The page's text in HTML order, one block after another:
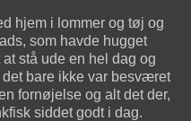
hjem i lommer og tøj og
som havde hugget
stå ude en hel dag og
bare ikke var besværet
fornøjelse og alt det der,
siddet godt i dag.